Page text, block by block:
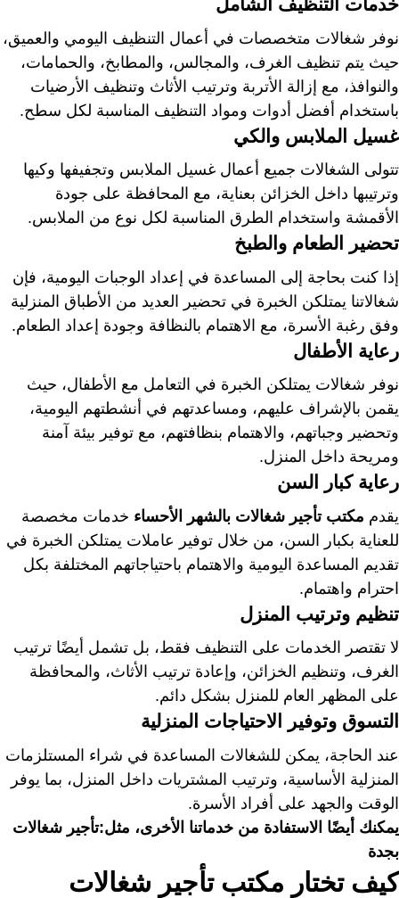
خدمات التنظيف الشامل
نوفر شغالات متخصصات في أعمال التنظيف اليومي والعميق،
حيث يتم تنظيف الغرف، والمجالس، والمطابخ، والحمامات،
والنوافذ، مع إزالة الأتربة وترتيب الأثاث وتنظيف الأرضيات
باستخدام أفضل أدوات ومواد التنظيف المناسبة لكل سطح.
غسيل الملابس والكي
تتولى الشغالات جميع أعمال غسيل الملابس وتجفيفها وكيها
وترتيبها داخل الخزائن بعناية، مع المحافظة على جودة
الأقمشة واستخدام الطرق المناسبة لكل نوع من الملابس.
تحضير الطعام والطبخ
إذا كنت بحاجة إلى المساعدة في إعداد الوجبات اليومية، فإن
شغالاتنا يمتلكن الخبرة في تحضير العديد من الأطباق المنزلية
وفق رغبة الأسرة، مع الاهتمام بالنظافة وجودة إعداد الطعام.
رعاية الأطفال
نوفر شغالات يمتلكن الخبرة في التعامل مع الأطفال، حيث
يقمن بالإشراف عليهم، ومساعدتهم في أنشطتهم اليومية،
وتحضير وجباتهم، والاهتمام بنظافتهم، مع توفير بيئة آمنة
ومريحة داخل المنزل.
رعاية كبار السن
يقدم مكتب تأجير شغالات بالشهر الأحساء خدمات مخصصة
للعناية بكبار السن، من خلال توفير عاملات يمتلكن الخبرة في
تقديم المساعدة اليومية والاهتمام باحتياجاتهم المختلفة بكل
احترام واهتمام.
تنظيم وترتيب المنزل
لا تقتصر الخدمات على التنظيف فقط، بل تشمل أيضًا ترتيب
الغرف، وتنظيم الخزائن، وإعادة ترتيب الأثاث، والمحافظة
على المظهر العام للمنزل بشكل دائم.
التسوق وتوفير الاحتياجات المنزلية
عند الحاجة، يمكن للشغالات المساعدة في شراء المستلزمات
المنزلية الأساسية، وترتيب المشتريات داخل المنزل، بما يوفر
الوقت والجهد على أفراد الأسرة.
يمكنك أيضًا الاستفادة من خدماتنا الأخرى، مثل:تأجير شغالات
بجدة
كيف تختار مكتب تأجير شغالات